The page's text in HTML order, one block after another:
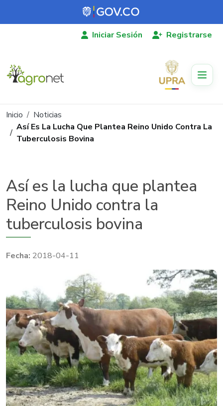
Pasar al contenido principal
Iniciar Sesión Registrarse
Ruta de navegación
Inicio
Noticias
Así Es La Lucha Que Plantea Reino Unido Contra La
Tuberculosis Bovina
Así es la lucha que plantea
Reino Unido contra la
tuberculosis bovina
2018-04-11